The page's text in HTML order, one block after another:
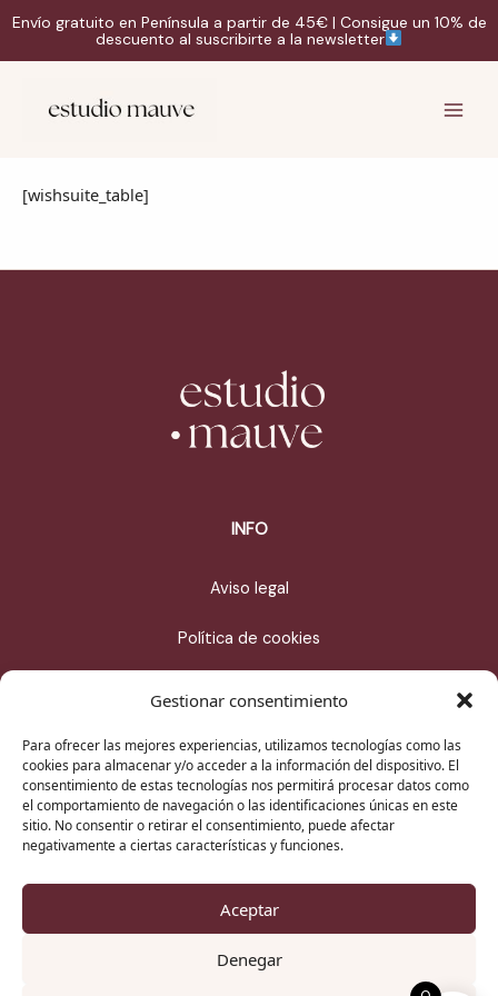
Gestionar consentimiento
Para ofrecer las mejores experiencias, utilizamos tecnologías como las
cookies para almacenar y/o acceder a la información del dispositivo. El
consentimiento de estas tecnologías nos permitirá procesar datos como
el comportamiento de navegación o las identificaciones únicas en este
sitio. No consentir o retirar el consentimiento, puede afectar
negativamente a ciertas características y funciones.
Aceptar
Denegar
Envío gratuito en Península a partir de 45€ | Consigue un 10% de
descuento al suscribirte a la newsletter
contenido
[wishsuite_table]
INFO
Aviso legal
Política de cookies
Condiciones de compra
CONTACTO
info@estudiomauve.com